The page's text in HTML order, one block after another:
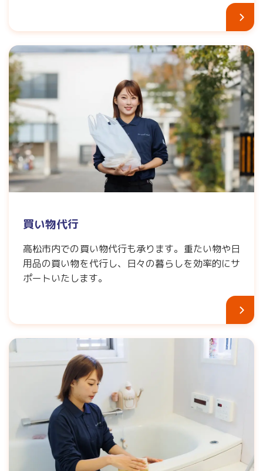
買い物代行
高松市内での買い物代行も承ります。重たい物や日
用品の買い物を代行し、日々の暮らしを効率的にサ
ポートいたします。